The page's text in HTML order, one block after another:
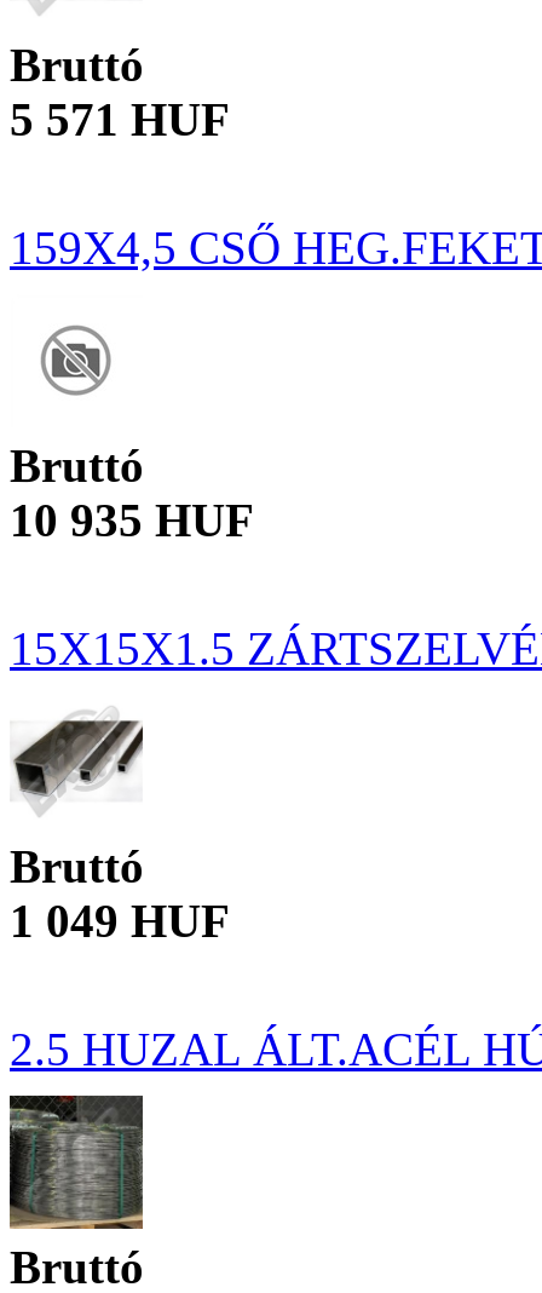
Bruttó
5 571 HUF
159X4,5 CSŐ
Bruttó
10 935 HUF
15X15X1.5
Bruttó
1 049 HUF
2.5 HUZAL ÁLT.ACÉL
Bruttó